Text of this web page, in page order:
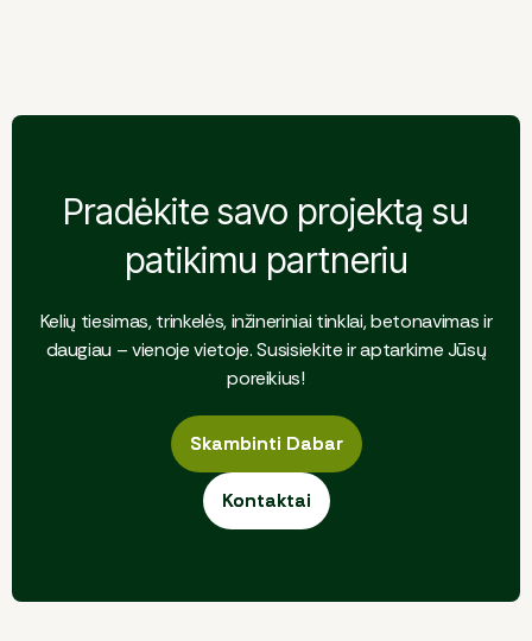
Pradėkite savo projektą su
patikimu partneriu
Kelių tiesimas, trinkelės, inžineriniai tinklai, betonavimas ir
daugiau – vienoje vietoje. Susisiekite ir aptarkime Jūsų
poreikius!
Skambinti Dabar
Skambinti Dabar
Kontaktai
Kontaktai